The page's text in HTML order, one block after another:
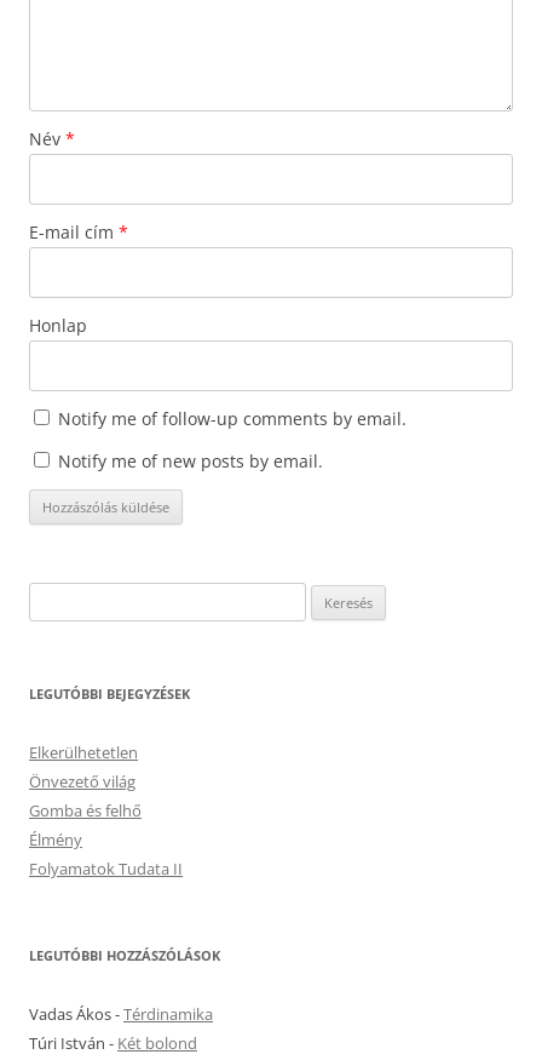
Név *
E-mail cím *
Honlap
Notify me of follow-up comments by email.
Notify me of new posts by email.
LEGUTÓBBI BEJEGYZÉSEK
Elkerülhetetlen
Önvezető világ
Gomba és felhő
Élmény
Folyamatok Tudata II
LEGUTÓBBI HOZZÁSZÓLÁSOK
Vadas Ákos-Térdinamika
Túri István - Két bolond